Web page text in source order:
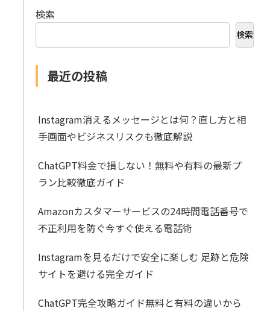
検索
検索
最近の投稿
Instagram消えるメッセージとは何？直し方と相
手画面やビジネスリスクも徹底解説
ChatGPT料金で損しない！無料や有料の最新プ
ラン比較徹底ガイド
Amazonカスタマーサービスの24時間電話番号で
不正利用を防ぐ今すぐ使える電話術
Instagramを見るだけで安全に楽しむ 足跡と危険
サイトを避ける完全ガイド
ChatGPT完全攻略ガイド無料と有料の違いから